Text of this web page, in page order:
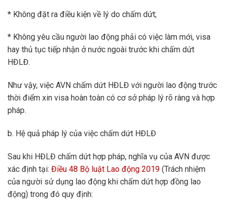
* Không đặt ra điều kiện về lý do chấm dứt;
* Không yêu cầu người lao động phải có việc làm mới, visa
hay thủ tục tiếp nhận ở nước ngoài trước khi chấm dứt
HĐLĐ.
Như vậy, việc AVN chấm dứt HĐLĐ với người lao động trước
thời điểm xin visa hoàn toàn có cơ sở pháp lý rõ ràng và hợp
pháp.
b. Hệ quả pháp lý của việc chấm dứt HĐLĐ
Sau khi HĐLĐ chấm dứt hợp pháp, nghĩa vụ của AVN được
xác định tại: Điều 48 Bộ luật Lao động 2019 (Trách nhiệm
của người sử dụng lao động khi chấm dứt hợp đồng lao
động) trong đó quy định: